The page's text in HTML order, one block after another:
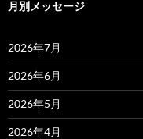
月別メッセージ
2026年7月
2026年6月
2026年5月
2026年4月